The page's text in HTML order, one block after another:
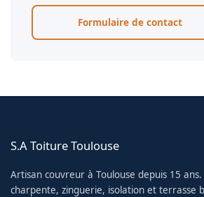
Formulaire de contact
S.A Toiture Toulouse
Artisan couvreur à Toulouse depuis 15
charpente, zinguerie, isolation et terrasse